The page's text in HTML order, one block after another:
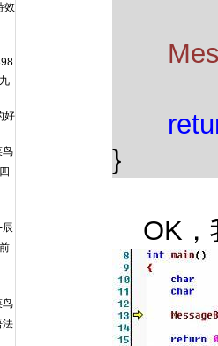
效
-
好
鸟
辰
鸟
法
}
OK